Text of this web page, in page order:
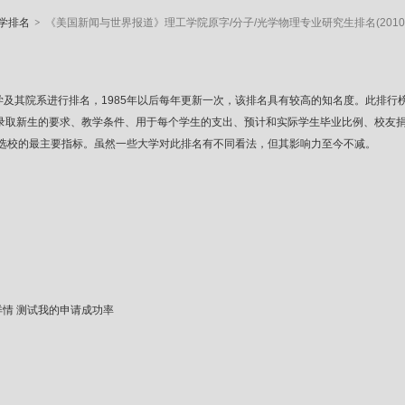
排名 > 《美国新闻与世界报道》理工学院原字/分子/光学物理专业研究生排名
其院系进行排名，1985年以后每年更新一次，该排名具有较高的知名度。此排
新生的要求、教学条件、用于每个学生的支出、预计和实际学生毕业比例、校
的最主要指标。虽然一些大学对此排名有不同看法，但其影响力至今不减。
情 测试我的申请成功率